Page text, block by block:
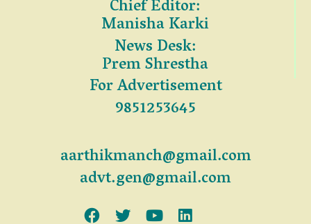
Chief Editor:
Manisha Karki
News Desk:
Prem Shrestha
For Advertisement
9851253645
aarthikmanch@gmail.com
advt.gen@gmail.com